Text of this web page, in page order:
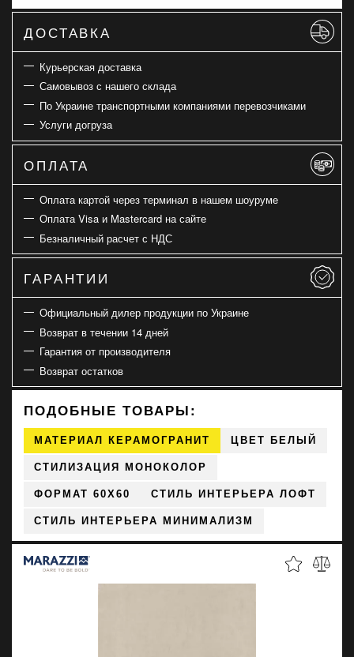
ДОСТАВКА
Курьерская доставка
Самовывоз с нашего склада
По Украине транспортными компаниями перевозчиками
Услуги догруза
ОПЛАТА
Оплата картой через терминал в нашем шоуруме
Оплата Visa и Mastercard на сайте
Безналичный расчет с НДС
ГАРАНТИИ
Официальный дилер продукции по Украине
Возврат в течении 14 дней
Гарантия от производителя
Возврат остатков
ПОДОБНЫЕ ТОВАРЫ:
МАТЕРИАЛ КЕРАМОГРАНИТ ЦВЕТ БЕЛЫЙ
СТИЛИЗАЦИЯ МОНОКОЛОР
ФОРМАТ 60X60 СТИЛЬ ИНТЕРЬЕРА ЛОФТ
СТИЛЬ ИНТЕРЬЕРА МИНИМАЛИЗМ